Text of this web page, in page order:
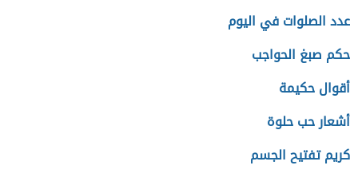
عدد الصلوات في اليوم
حكم صبغ الحواجب
أقوال حكيمة
أشعار حب حلوة
كريم تفتيح الجسم